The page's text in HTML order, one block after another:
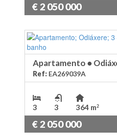
€ 2 050 000
Apartamento •
Ref: EA269039A
3 3 364 m2
€ 2 050 000